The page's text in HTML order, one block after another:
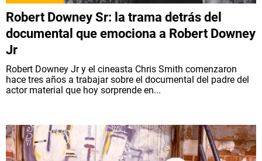
Escribe en Spoiler
Términos y Condiciones
Política Editorial
Ad Choices
Bolavip, al igual que Futbol Sites, es una
Robert Downey Sr: la trama detrás del
documental que emociona a Robert Downey
Jr
Robert Downey Jr y el cineasta Chris Smith comenzaron
hace tres años a trabajar sobre el documental del padre del
actor material que hoy sorprende en...